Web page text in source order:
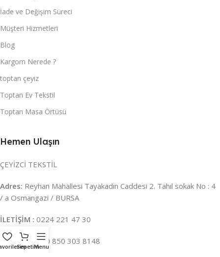
İade ve Değişim Süreci
Müşteri Hizmetleri
Blog
Kargom Nerede ?
toptan çeyiz
Toptan Ev Tekstil
Toptan Masa Örtüsü
Hemen Ulaşın
ÇEYİZCİ TEKSTİL
Adres: Reyhan Mahallesi Tayakadın Caddesi 2. Tahıl sokak No : 4
/ a Osmangazi / BURSA
İLETİŞİM : 0224 221 47 30
WHATSAPP :0 850 303 8148
SepetimMenu